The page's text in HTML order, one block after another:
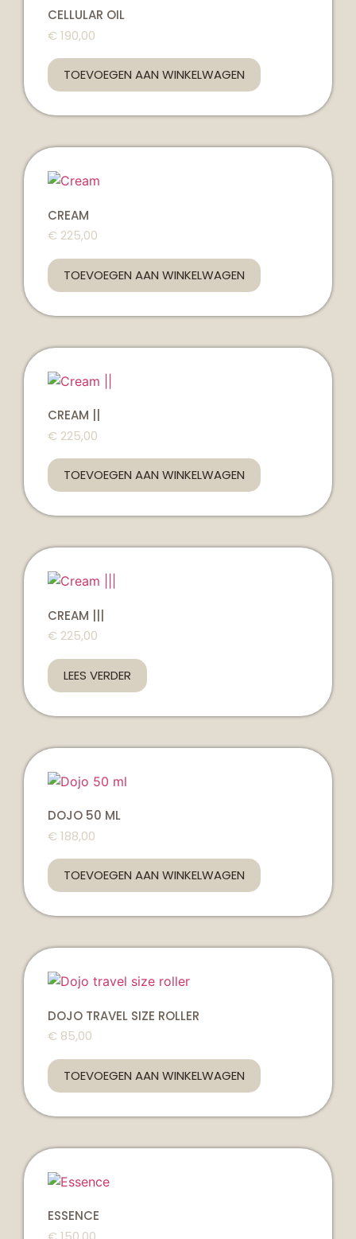
CELLULAR OIL
€ 190,00
TOEVOEGEN AAN WINKELWAGEN
CREAM
€ 225,00
TOEVOEGEN AAN WINKELWAGEN
CREAM ||
€ 225,00
TOEVOEGEN AAN WINKELWAGEN
CREAM |||
€ 225,00
LEES VERDER
DOJO 50 ML
€ 188,00
TOEVOEGEN AAN WINKELWAGEN
DOJO TRAVEL SIZE ROLLER
€ 85,00
TOEVOEGEN AAN WINKELWAGEN
ESSENCE